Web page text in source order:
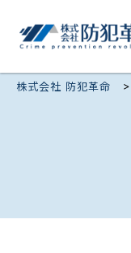
株式会社 防犯革命 >